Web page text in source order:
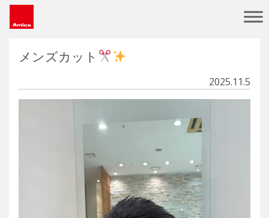
Main Navigation
メンズカット
2025.11.5